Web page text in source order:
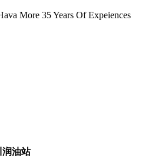
More 35 Years Of Expeiences
润油站